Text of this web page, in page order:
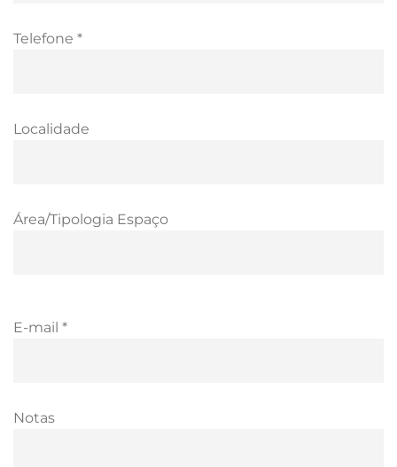
Telefone *
Localidade
Área/Tipologia Espaço
E-mail *
Notas